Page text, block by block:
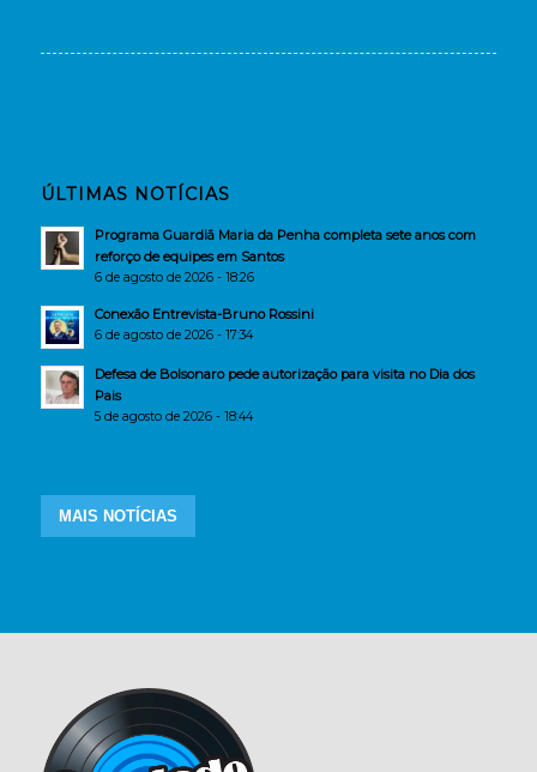
ÚLTIMAS NOTÍCIAS
Programa Guardiã Maria da Penha completa sete anos com
reforço de equipes em Santos
6 de agosto de 2026 - 18:26
Conexão Entrevista-Bruno Rossini
6 de agosto de 2026 - 17:34
Defesa de Bolsonaro pede autorização para visita no Dia dos
Pais
5 de agosto de 2026 - 18:44
MAIS NOTÍCIAS